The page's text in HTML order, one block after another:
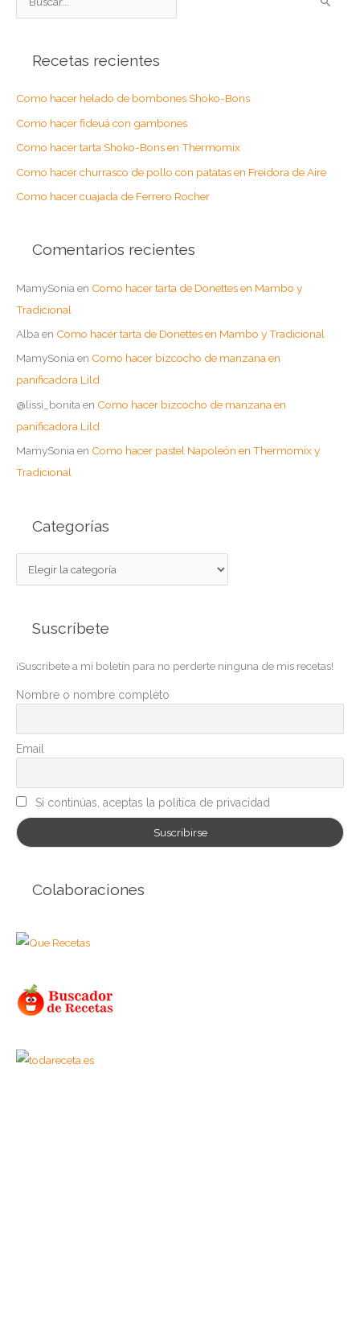
u
r
p
o
r
Recetas recientes
Como hacer helado de bombones Shoko-Bons
Como hacer fideuá con gambones
Como hacer tarta Shoko-Bons en Thermomix
Como hacer churrasco de pollo con patatas en Freidora de Aire
Como hacer cuajada de Ferrero Rocher
Comentarios recientes
MamySonia en Como hacer tarta de Donettes en Mambo y
Tradicional
Alba en Como hacer tarta de Donettes en Mambo y Tradicional
MamySoniaen Como hacer bizcocho de manzana en
panificadora Lild
@lissi_bonita en Como hacer bizcocho de manzana en
panificadora Lild
MamySoniaen Como hacer pastel Napoleón en Thermomix y
Tradicional
Categorías
a
o
r
a
s
Suscríbete
¡Suscribete a mi boletín para no perderte ninguna de mis recetas!
Nombre o nombre completo
Email
Si continúas, aceptas la política de privacidad
Colaboraciones